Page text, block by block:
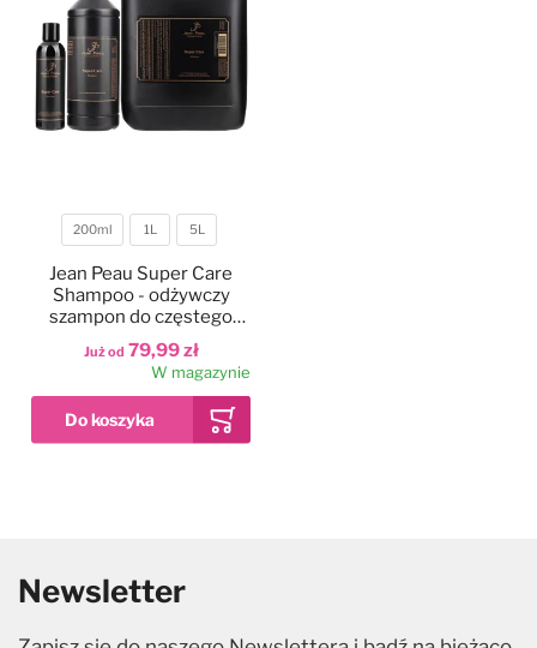
Pojemność
200ml 1L 5L
Już od 79,99 zł
Jean Peau Super Care
Shampoo - odżywczy
szampon do częstego
stosowania do każdego
typu i koloru sierści,
koncentrat 1:4W magazynie
Newsletter